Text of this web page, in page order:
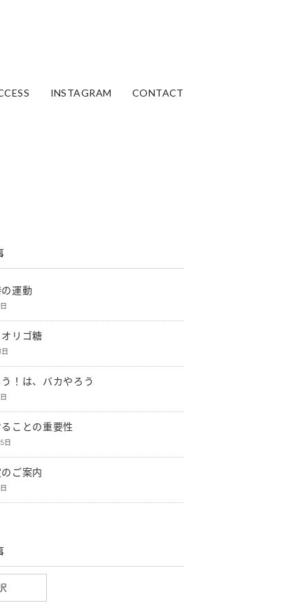
INSTAGRAM CONTACT
運動
リゴ糖
！は、バカやろう
ることの重要性
日
ご案内